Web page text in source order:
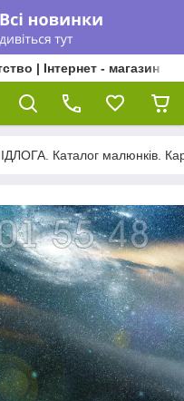
| Інтернет - магазин
Каталог малюнків.